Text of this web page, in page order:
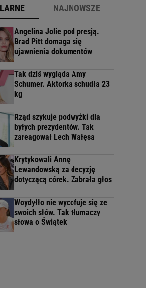
NAJNOWSZE
Angelina Jolie pod presją.
Brad Pitt domaga się
ujawnienia dokumentów
Tak dziś wygląda Amy
Schumer. Aktorka schudła 23
kg
Rząd szykuje podwyżki dla
byłych prezydentów. Tak
zareagował Lech Wałęsa
Krytykowali Annę
Lewandowską za decyzję
dotyczącą córek. Zabrała głos
Woydyłło nie wycofuje się ze
swoich słów. Tak tłumaczy
słowa o Świątek